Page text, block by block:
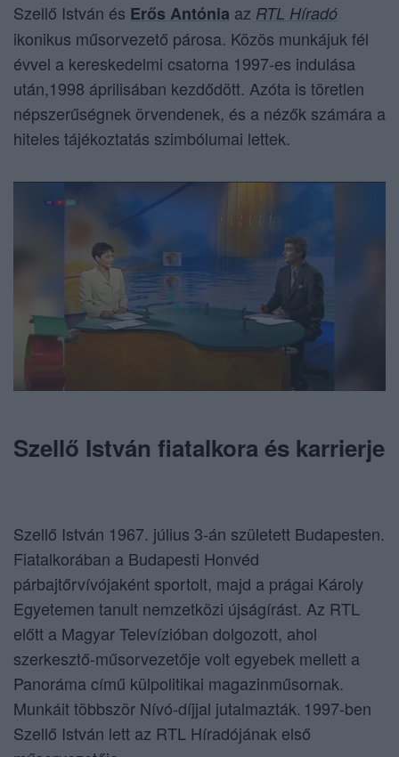
Szellő István és Erős Antónia az RTL Híradó
ikonikus műsorvezető párosa. Közös munkájuk fél
évvel a kereskedelmi csatorna 1997-es indulása
után,1998 áprilisában kezdődött. Azóta is töretlen
népszerűségnek örvendenek, és a nézők számára a
hiteles tájékoztatás szimbólumai lettek.
Szellő István fiatalkora és karrierje
Szellő István 1967. július 3-án született Budapesten.
Fiatalkorában a Budapesti Honvéd
párbajtőrvívójaként sportolt, majd a prágai Károly
Egyetemen tanult nemzetközi újságírást. Az RTL
előtt a Magyar Televízióban dolgozott, ahol
szerkesztő-műsorvezetője volt egyebek mellett a
Panoráma című külpolitikai magazinműsornak.
Munkáit többször Nívó-díjjal jutalmazták. 1997-ben
Szellő István lett az RTL Híradójának első